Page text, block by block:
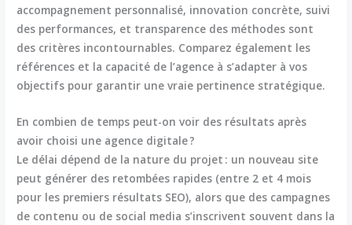
accompagnement personnalisé, innovation concrète, suivi
des performances, et transparence des méthodes sont
des critères incontournables. Comparez également les
références et la capacité de l’agence à s’adapter à vos
objectifs pour garantir une vraie pertinence stratégique.
En combien de temps peut-on voir des résultats après
avoir choisi une agence digitale ?
Le délai dépend de la nature du projet : un nouveau site
peut générer des retombées rapides (entre 2 et 4 mois
pour les premiers résultats SEO), alors que des campagnes
de contenu ou de social media s’inscrivent souvent dans la